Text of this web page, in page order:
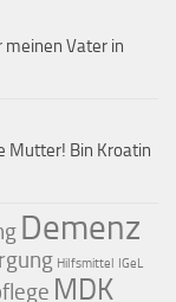
meinen Vater in
Mutter! Bin Kroatin
Demenz
Hilfsmittel IGeL
MDK